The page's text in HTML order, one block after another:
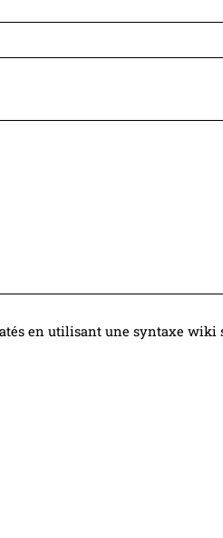
en utilisant une syntaxe wiki